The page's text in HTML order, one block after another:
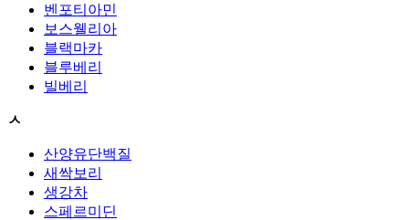
벤포티아민
보스웰리아
블랙마카
블루베리
빌베리
ㅅ
산양유단백질
새싹보리
생강차
스페르미딘